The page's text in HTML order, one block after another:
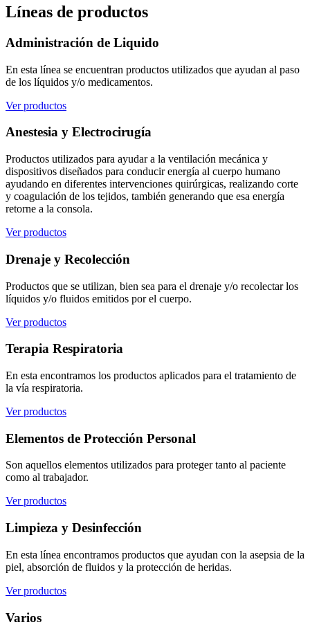
Líneas de productos
Administración de Liquido
En esta línea se encuentran productos utilizados que ayudan al paso
de los líquidos y/o medicamentos.
Ver productos
Anestesia y Electrocirugía
Productos utilizados para ayudar a la ventilación mecánica y
dispositivos diseñados para conducir energía al cuerpo humano
ayudando en diferentes intervenciones quirúrgicas, realizando corte
y coagulación de los tejidos, también generando que esa energía
retorne a la consola.
Ver productos
Drenaje y Recolección
Productos que se utilizan, bien sea para el drenaje y/o recolectar los
líquidos y/o fluidos emitidos por el cuerpo.
Ver productos
Terapia Respiratoria
En esta encontramos los productos aplicados para el tratamiento de
la vía respiratoria.
Ver productos
Elementos de Protección Personal
Son aquellos elementos utilizados para proteger tanto al paciente
como al trabajador.
Ver productos
Limpieza y Desinfección
En esta línea encontramos productos que ayudan con la asepsia de la
piel, absorción de fluidos y la protección de heridas.
Ver productos
Varios